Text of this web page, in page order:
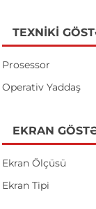
TEXNIKI
Prosessor
Operativ Yaddaş
EKRAN
Ekran Ölçüsü
Ekran Tipi